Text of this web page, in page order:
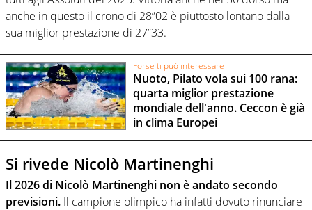
anche in questo il crono di 28”02 è piuttosto lontano dalla
sua miglior prestazione di 27”33.
Forse ti può interessare
Nuoto, Pilato vola sui 100 rana:
quarta miglior prestazione
mondiale dell'anno. Ceccon è già
in clima Europei
Si rivede Nicolò Martinenghi
Il 2026 di Nicolò Martinenghi non è andato secondo
previsioni. Il campione olimpico ha infatti dovuto rinunciare